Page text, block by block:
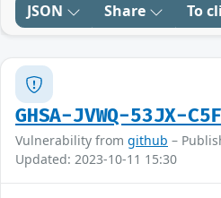
JSON Share To
GHSA-JVWQ-53JX-
Vulnerability from github –
Updated: 2023-10-11 15:30